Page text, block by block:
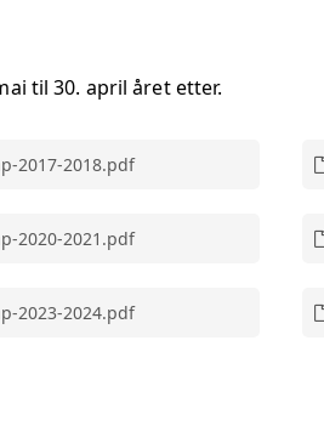
til 30. april året etter.
2017-2018.pdf
2020-2021.pdf
2023-2024.pdf